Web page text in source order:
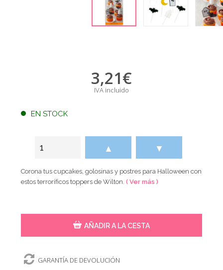
3,21€
IVA incluido
EN STOCK
▲ ▼
Corona tus cupcakes, golosinas y postres para Halloween con
estos terroríficos toppers de Wilton.( Ver más )
AÑADIR A LA CESTA
GARANTÍA DE DEVOLUCIÓN